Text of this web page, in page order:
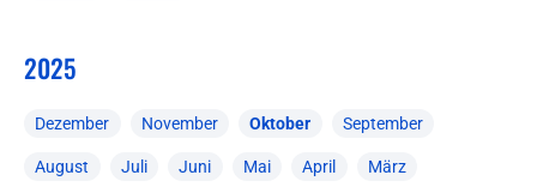
2025
Dezember November Oktober September
August Juli Juni Mai April März